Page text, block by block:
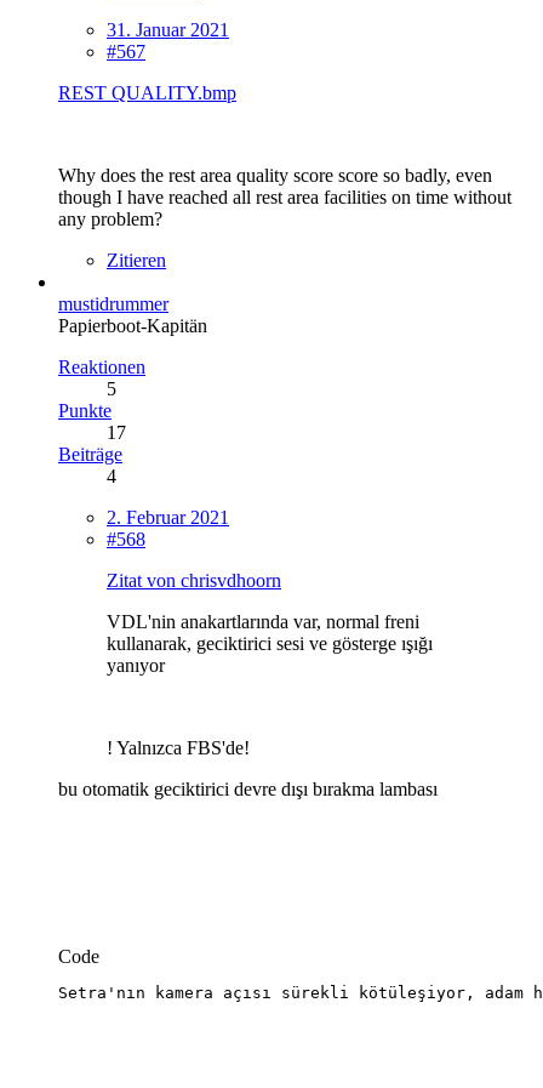
31. Januar 2021
#567
REST QUALITY.bmp
Why does the rest area quality score score so badly, even
though I have reached all rest area facilities on time without
any problem?
Zitieren
mustidrummer
Papierboot-Kapitän
Reaktionen
5
Punkte
17
Beiträge
4
2. Februar 2021
#568
Zitat von chrisvdhoorn
VDL'nin anakartlarında var, normal freni
kullanarak, geciktirici sesi ve gösterge ışığı
yanıyor
! Yalnızca FBS'de!
bu otomatik geciktirici devre dışı bırakma lambası
Code
Setra'nın kamera açısı sürekli kötüleşiyor, adam